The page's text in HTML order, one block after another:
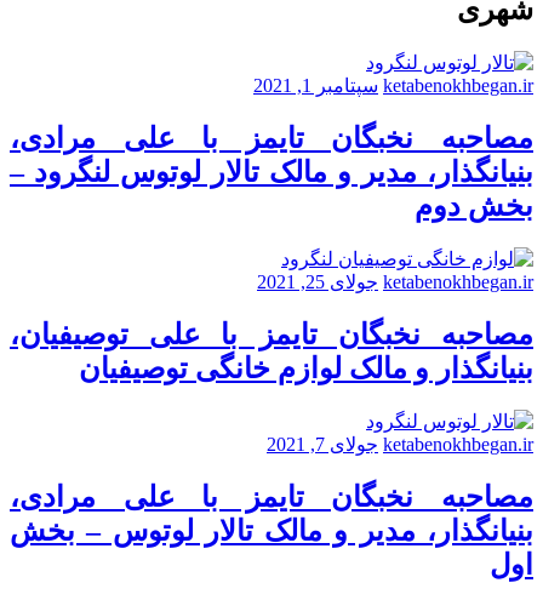
شهری
ketabenokhbegan.ir سپتامبر 1, 2021
مصاحبه نخبگان تایمز با علی مرادی،
بنیانگذار، مدیر و مالک تالار لوتوس لنگرود –
بخش دوم
ketabenokhbegan.ir جولای 25, 2021
مصاحبه نخبگان تایمز با علی توصیفیان،
بنیانگذار و مالک لوازم خانگی توصیفیان
ketabenokhbegan.ir جولای 7, 2021
مصاحبه نخبگان تایمز با علی مرادی،
بنیانگذار، مدیر و مالک تالار لوتوس – بخش
اول